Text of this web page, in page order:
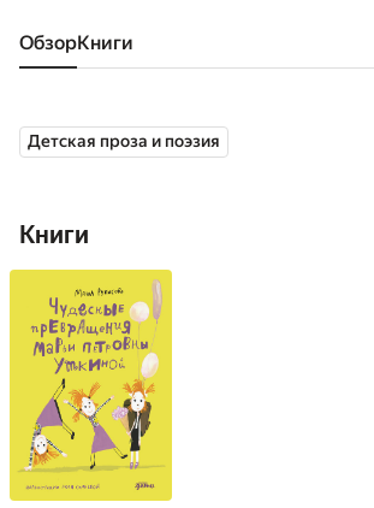
Обзор книги
Детская проза и поэзия
Книги